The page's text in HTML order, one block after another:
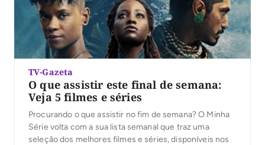
TV-Gazeta
O que assistir este final de semana:
Veja 5 filmes e séries
Procurando o que assistir no fim de semana? O Minha
Série volta com a sua lista semanal que traz uma
seleção dos melhores filmes e séries, disponíveis nos